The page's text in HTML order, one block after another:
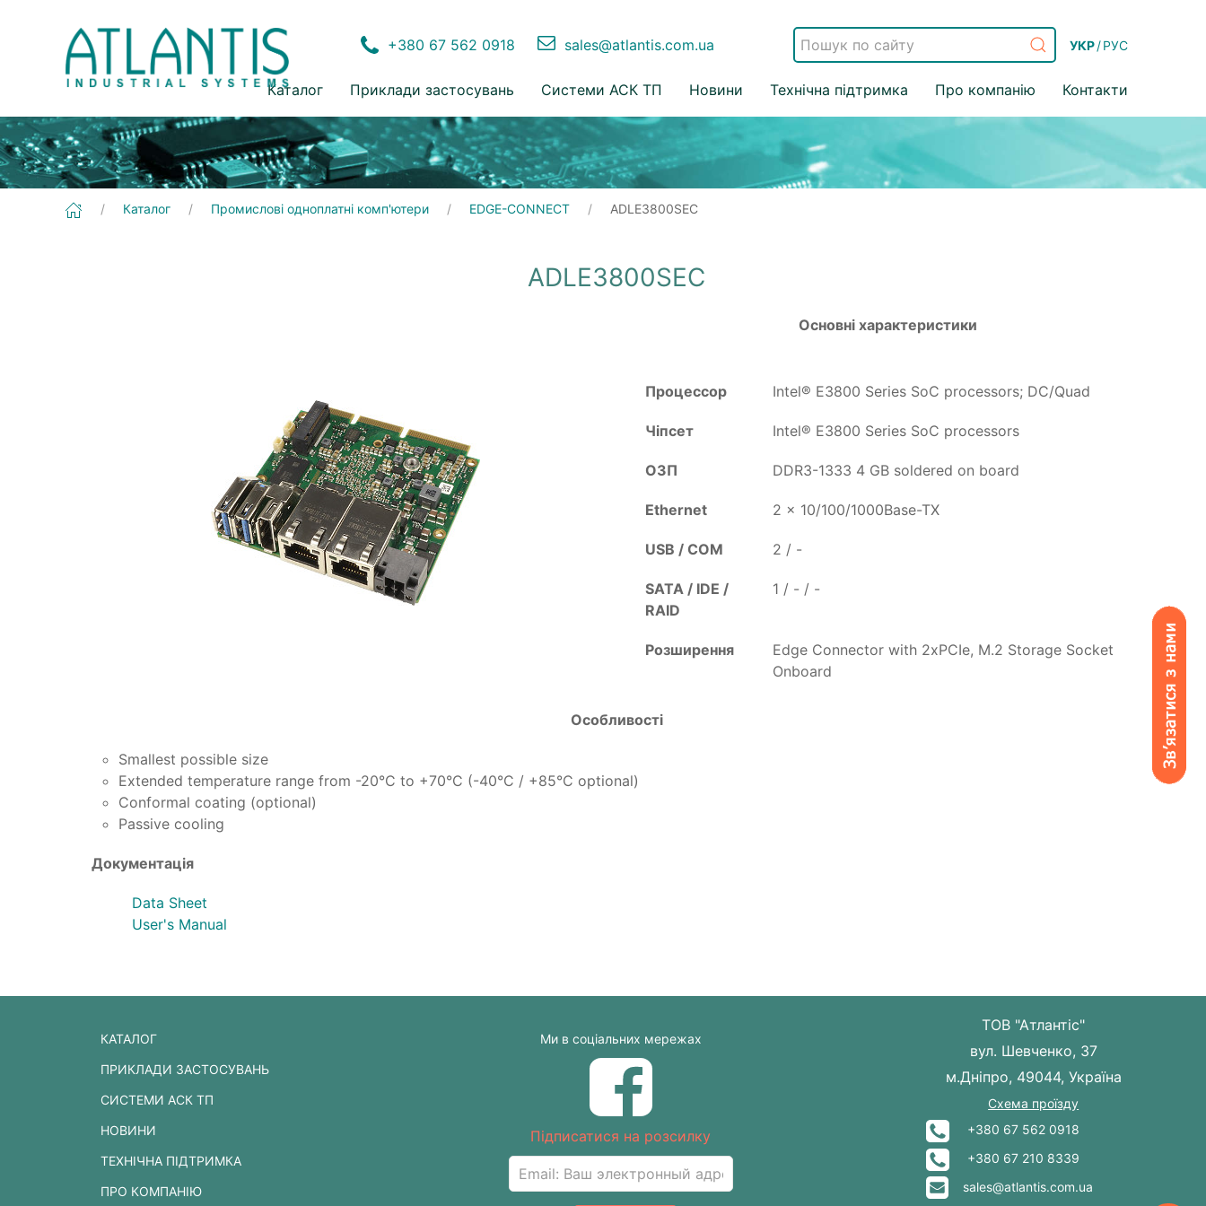
+380 67 562 0918 sales@atlantis.com.ua УКР/РУС
Каталог Приклади застосувань Системи АСК ТП Новини Технічна підтримка Про компанію Контакти
Каталог Промислові одноплатні комп'ютери EDGE-CONNECT ADLE3800SEC
ADLE3800SEC
Основні характеристики
Процессор Intel® E3800 Series SoC processors; DC/Quad
Чіпсет Intel® E3800 Series SoC processors
ОЗП DDR3-1333 4 GB soldered on board
Ethernet 2 x 10/100/1000Base-TX
USB / COM 2 / -
SATA / IDE /
RAID
1 / - / -
Розширення
Edge Connector with 2xPCIe, M.2 Storage Socket
Onboard
Особливості
Smallest possible size
Extended temperature range from -20°C to +70°C (-40°C / +85°C optional)
Conformal coating (optional)
Passive cooling
Документація
Data Sheet
User's Manual
КАТАЛОГ
ПРИКЛАДИ ЗАСТОСУВАНЬ
СИСТЕМИ АСК ТП
НОВИНИ
ТЕХНІЧНА ПІДТРИМКА
ПРО КОМПАНІЮ
Ми в соціальних мережах
Підписатися на розсилку
ТОВ "Атлантіс"
вул. Шевченко, 37
м.Дніпро, 49044, Україна
Схема проїзду
+380 67 562 0918
+380 67 210 8339
sales@atlantis.com.ua